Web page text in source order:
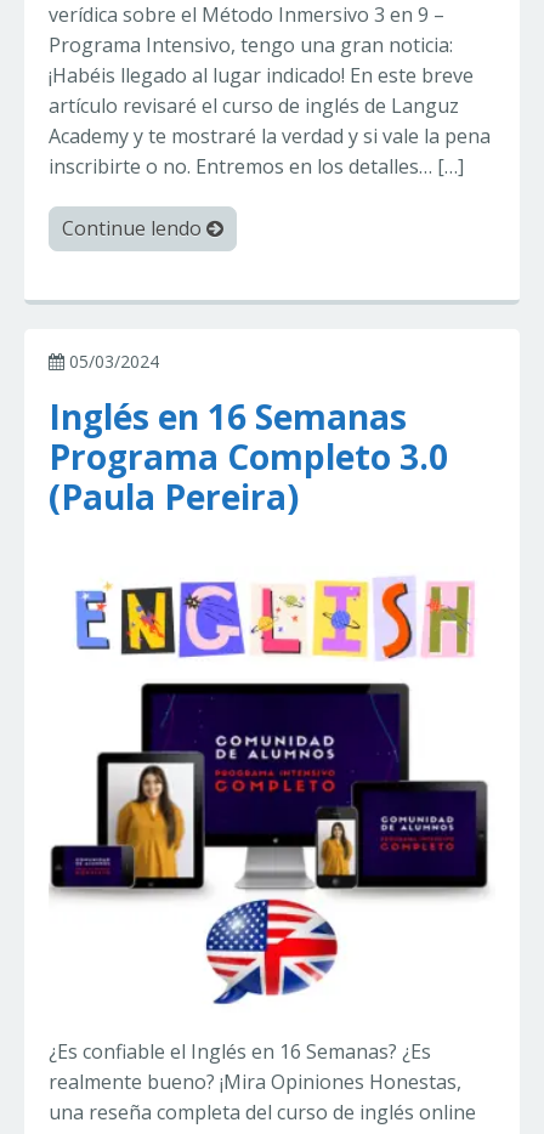
verídica sobre el Método Inmersivo 3 en 9 –
Programa Intensivo, tengo una gran noticia:
¡Habéis llegado al lugar indicado! En este breve
artículo revisaré el curso de inglés de Languz
Academy y te mostraré la verdad y si vale la pena
inscribirte o no. Entremos en los detalles… […]
Continue lendo
05/03/2024
Inglés en 16 Semanas
Programa Completo 3.0
(Paula Pereira)
¿Es confiable el Inglés en 16 Semanas? ¿Es
realmente bueno? ¡Mira Opiniones Honestas,
una reseña completa del curso de inglés online